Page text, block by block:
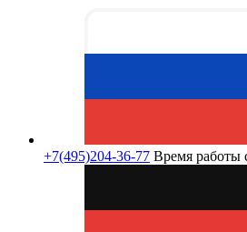
+7(495)204-36-77 Время работы